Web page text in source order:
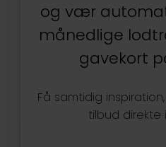
og vær
månedlige
gavekort
Få samtidig
tilbud direkte